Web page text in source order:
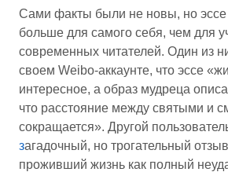
Сами факты были не новы, но
больше для самого себя, чем для
современных читателей. Один из
своем Weibo-аккаунте, что эссе
интересное, а образ мудреца
что расстояние между святыми и
сокращается». Другой
загадочный, но трогательный
проживший жизнь как полный